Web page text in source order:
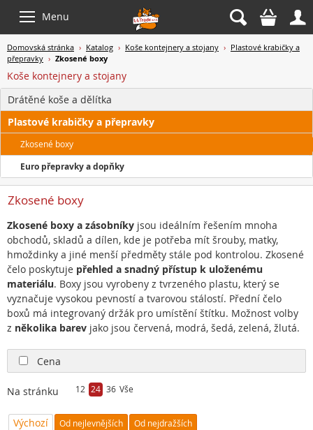
Menu   
Domovská stránka › Katalog › Koše kontejnery a stojany › Plastové krabičky a
přepravky › Zkosené boxy
Koše kontejnery a stojany
Drátěné koše a dělítka
Plastové krabičky a přepravky
Zkosené boxy
Euro přepravky a dopňky
Zkosené boxy
Zkosené boxy a zásobníky jsou ideálním řešením mnoha
obchodů, skladů a dílen, kde je potřeba mít šrouby, matky,
hmoždinky a jiné menší předměty stále pod kontrolou. Zkosené
čelo poskytuje přehled a snadný přístup k uloženému
materiálu. Boxy jsou vyrobeny z tvrzeného plastu, který se
vyznačuje vysokou pevností a tvarovou stálostí. Přední čelo
boxů má integrovaný držák pro umístění štítku. Možnost volby
z několika barev jako jsou červená, modrá, šedá, zelená, žlutá.
Cena
Na stránku 12 24 36 Vše
Výchozí Od nejlevnějších Od nejdražších